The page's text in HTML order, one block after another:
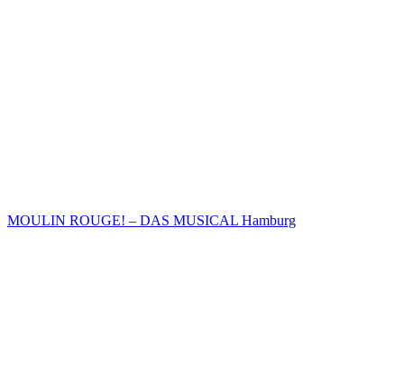
MOULIN ROUGE! – DAS MUSICAL Hamburg